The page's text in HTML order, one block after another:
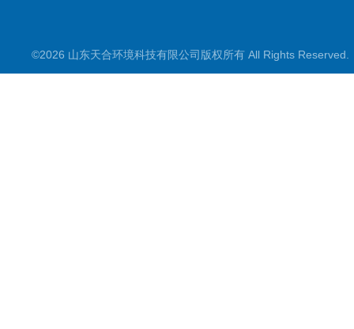
©2026 山东天合环境科技有限公司版权所有 All Rights